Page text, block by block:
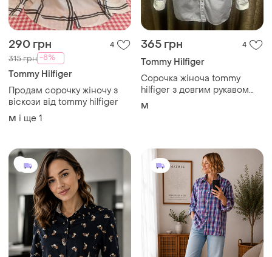
290 грн 4
315 грн -8%
Tommy Hilfiger
Продам сорочку жіночу з
віскози від tommy hilfiger
M і ще 1
365 грн 4
Tommy Hilfiger
Сорочка жіноча tommy
hilfiger з довгим рукавом
розмір 10/m
M